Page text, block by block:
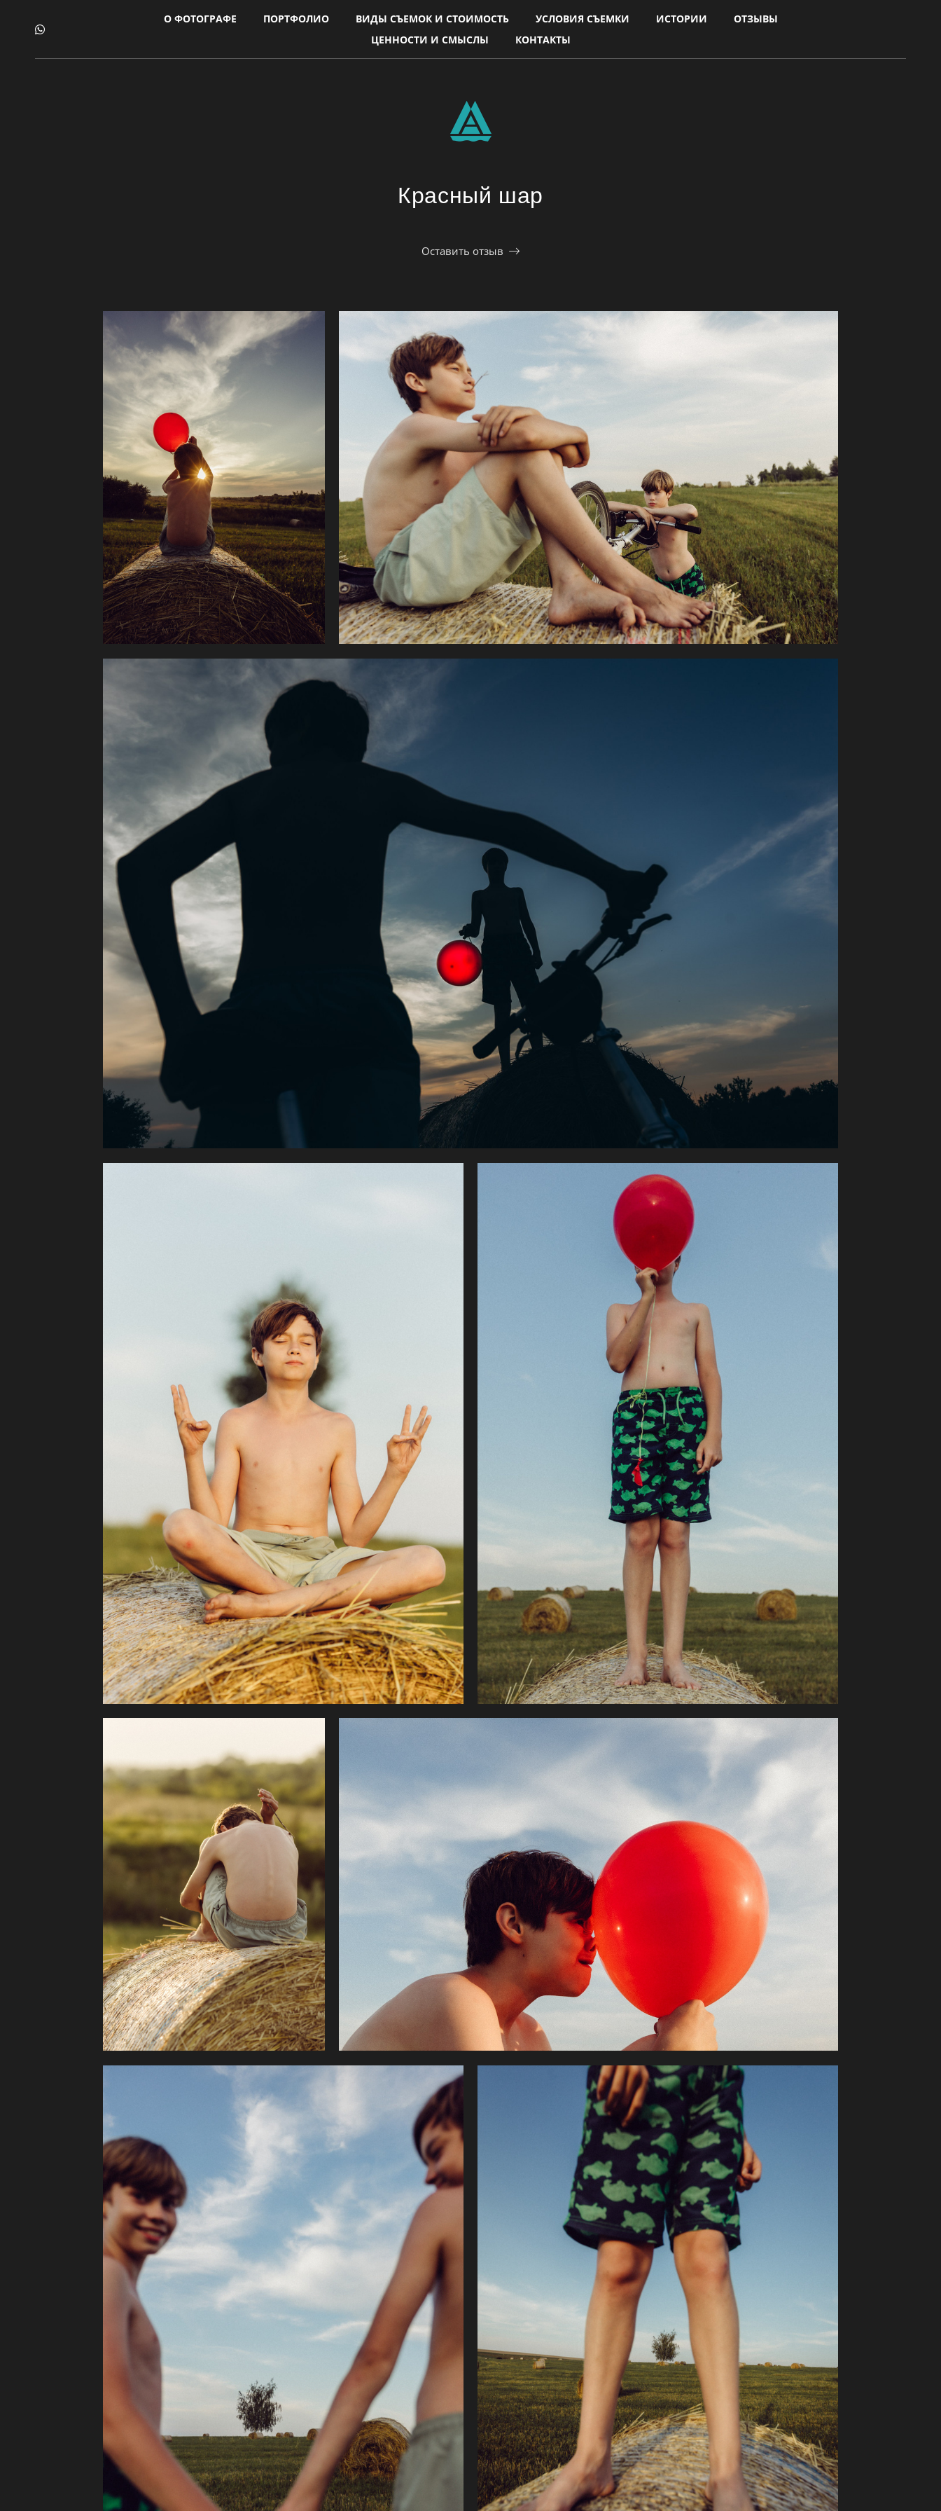
О ФОТОГРАФЕ ПОРТФОЛИО ВИДЫ СЪЕМОК И СТОИМОСТЬ УСЛОВИЯ СЪЕМКИ ИСТОРИИ
ОТЗЫВЫ
ЦЕННОСТИ И СМЫСЛЫ
КОНТАКТЫ
Красный шар
Оставить отзыв